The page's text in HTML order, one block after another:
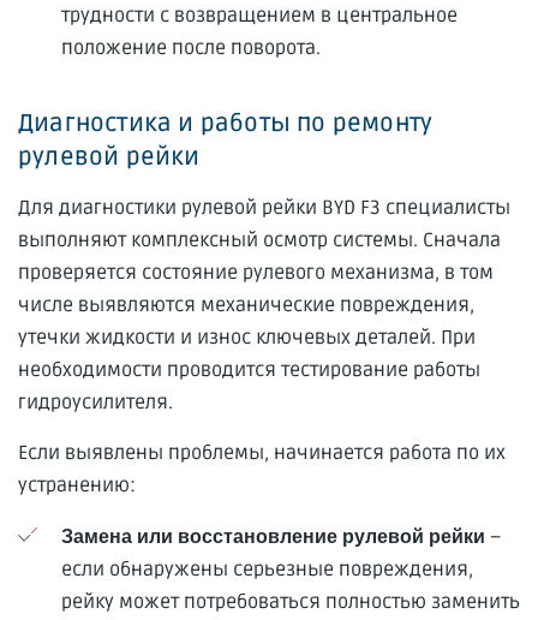
трудности с возвращением в центральное
положение после поворота.
Диагностика и работы по ремонту
рулевой рейки
Для диагностики рулевой рейки BYD F3 специалисты
выполняют комплексный осмотр системы. Сначала
проверяется состояние рулевого механизма, в том
числе выявляются механические повреждения,
утечки жидкости и износ ключевых деталей. При
необходимости проводится тестирование работы
гидроусилителя.
Если выявлены проблемы, начинается работа по их
устранению:
Замена или восстановление рулевой рейки –
если обнаружены серьезные повреждения,
рейку может потребоваться полностью заменить